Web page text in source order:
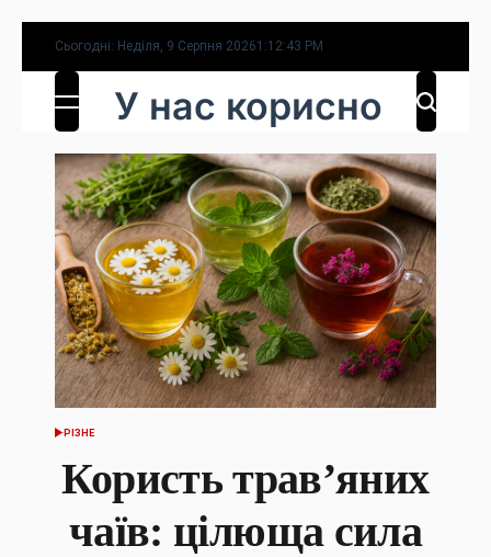
Перейти
до
вмісту
Сьогодні: Неділя, 9 Серпня 20261 :12:44 PM
У нас корисно
ОПУБЛІКУВАТИ
РІЗНЕ
Користь трав’яних
чаїв: цілюща сила